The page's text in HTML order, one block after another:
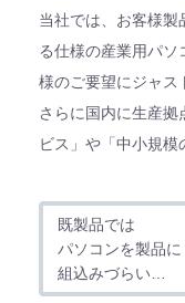
当社では、お客様
る仕様の産業用パ
様のご要望にジャス
さらに国内に生産
ビス」や「中小規
既製品では
パソコンを製品に
組込みづらい…